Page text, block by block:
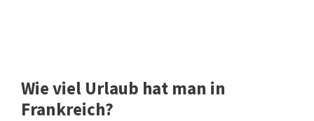
Wie viel Urlaub hat man in
Frankreich?